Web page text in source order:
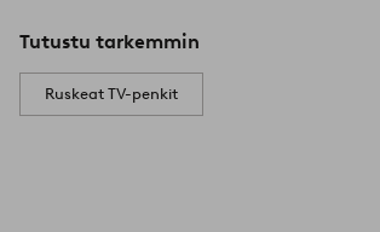
Tutustu tarkemmin
Ruskeat TV-penkit